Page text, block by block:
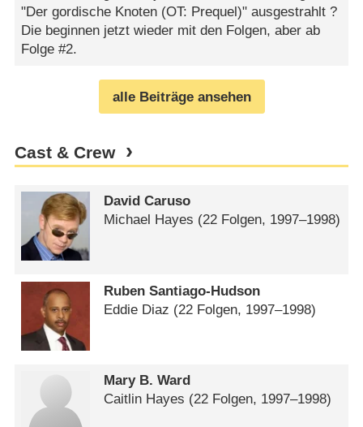
"Der gordische Knoten (OT: Prequel)" ausgestrahlt ?
Die beginnen jetzt wieder mit den Folgen, aber ab
Folge #2.
alle Beiträge ansehen
Cast & Crew
David Caruso
Michael Hayes (22 Folgen, 1997⁠–⁠1998)
Ruben Santiago-Hudson
Eddie Diaz (22 Folgen, 1997⁠–⁠1998)
Mary B. Ward
Caitlin Hayes (22 Folgen, 1997⁠–⁠1998)